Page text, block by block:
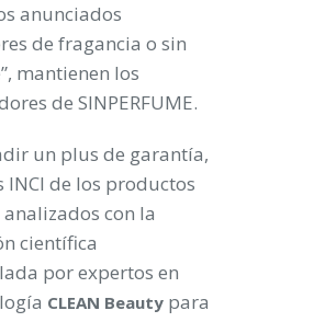
anunciados
de fragancia o sin
mantienen los
de SINPERFUME.
un plus de garantía,
INCI de los productos
con la
científica
por expertos en
CLEAN Beauty para